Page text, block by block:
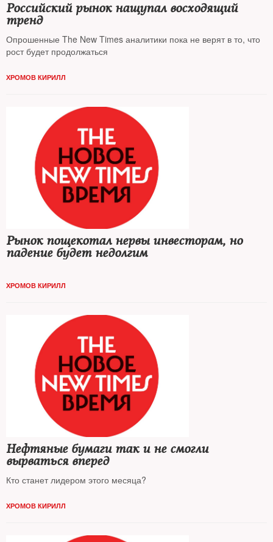
Российский рынок нащупал восходящий
тренд
Опрошенные The New Times аналитики пока не верят в то, что
рост будет продолжаться
ХРОМОВ КИРИЛЛ
Рынок пощекотал нервы инвесторам, но
падение будет недолгим
ХРОМОВ КИРИЛЛ
Нефтяные бумаги так и не смогли
вырваться вперед
Кто станет лидером этого месяца?
ХРОМОВ КИРИЛЛ